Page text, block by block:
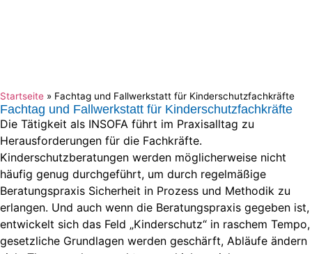
Startseite » Fachtag und Fallwerkstatt für Kinderschutzfachkräfte
Fachtag und Fallwerkstatt für Kinderschutzfachkräfte
Die Tätigkeit als INSOFA führt im Praxisalltag zu
Herausforderungen für die Fachkräfte.
Kinderschutzberatungen werden möglicherweise nicht
häufig genug durchgeführt, um durch regelmäßige
Beratungspraxis Sicherheit in Prozess und Methodik zu
erlangen. Und auch wenn die Beratungspraxis gegeben ist,
entwickelt sich das Feld „Kinderschutz“ in raschem Tempo,
gesetzliche Grundlagen werden geschärft, Abläufe ändern